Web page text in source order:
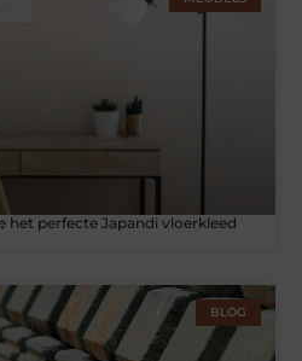
het perfecte Japandi vloerkleed
BLOG